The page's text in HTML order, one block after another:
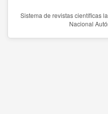
Sistema de revistas científicas
Nacional